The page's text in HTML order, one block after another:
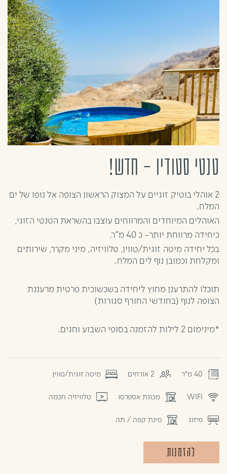
טנטי סטודיו - חדש!
2 אוהלי בוטיק זוגיים על המצוק הראשון הצופה אל נופו של ים
המלח.
האוהלים המיוחדים והמרווחים עוצבו בהשראת הטנטי הזוגי,
כיחידה מרווחת יותר- כ 40 מ"ר.
בכל יחידה מיטה זוגית/טווין, טלוויזיה, מיני מקרר, שירותים
ומקלחת וכמובן נוף לים המלח.
תוכלו להתרענן מחוץ ליחידה בשכשוכית פרטית מרעננת
הצופה לנוף (בחודשי החורף סגורות)
*מינימום 2 לילות להזמנה בסופי השבוע וחגים.
מיטה זוגית/טווין
מכונת אספרסו טלוויזיה חכמה
מיזוג פינת קפה / תה
קרא
להזמנות